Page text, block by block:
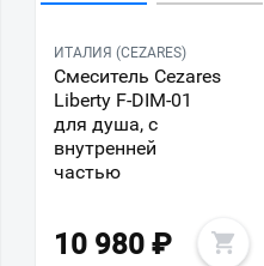
ИТАЛИЯ (CEZARES)
Смеситель Cezares
Liberty F-DIM-01
для душа, с
внутренней
частью
10 980 ₽